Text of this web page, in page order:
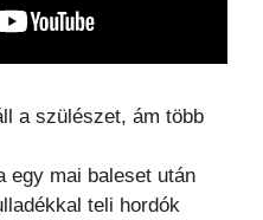
a szülészet, ám több
egy mai baleset után
teli hordók